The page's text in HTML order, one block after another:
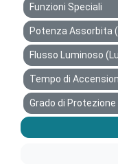
Funzioni Speciali
Potenza Assorbita
Flusso Luminoso
Tempo di
Grado di Protezione